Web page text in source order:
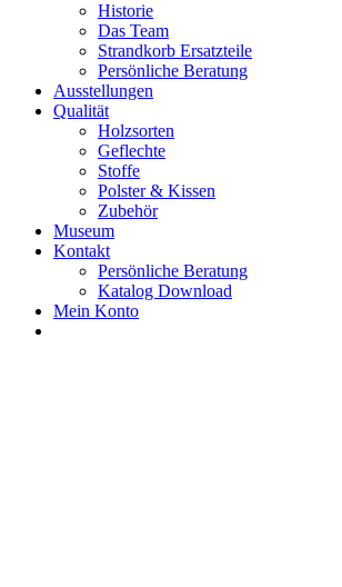
Historie
Das Team
Strandkorb Ersatzteile
Persönliche Beratung
Ausstellungen
Qualität
Holzsorten
Geflechte
Stoffe
Polster & Kissen
Zubehör
Museum
Kontakt
Persönliche Beratung
Katalog Download
Mein Konto